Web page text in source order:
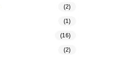
(2)
(1)
(16)
(2)